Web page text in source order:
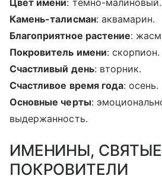
Цвет имени: темно-малиновый.
Камень-талисман: аквамарин.
Благоприятное растение:
Покровитель имени: скорпион.
Счастливый день: вторник.
Счастливое время года: осень.
Основные черты:
выдержанность.
ИМЕНИНЫ, СВЯТЫЕ
ПОКРОВИТЕЛИ